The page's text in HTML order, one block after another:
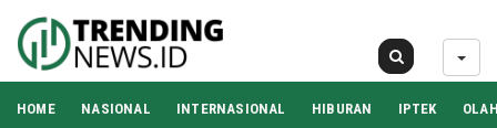
HOME NASIONAL INTERNASIONAL HIBURAN IPTEK